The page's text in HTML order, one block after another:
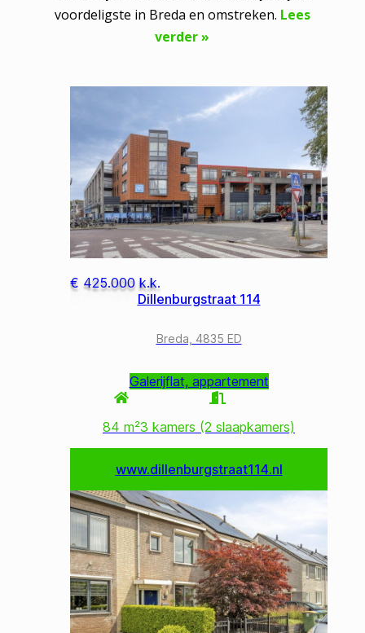
voordeligste in Breda en omstreken. Lees
verder »